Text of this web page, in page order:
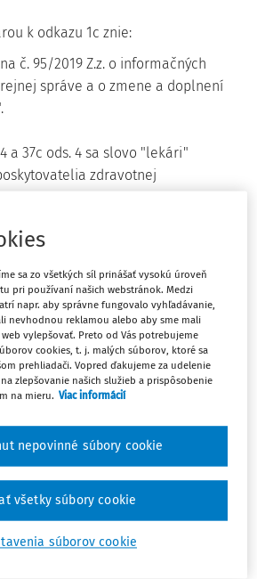
k odkazu 1c znie:
č. 95/2019 Z.z. o informačných
správe a o zmene a doplnení
a 37c ods. 4 sa slovo "lekári"
zdravotnej
pripájajú tieto vety:
výpis z elektronickej matriky a
zapísaných v elektronickej matrike,
kvalifikovaná elektronická pečať
v elektronickej podobe
predpis o elektronickej podobe
verejnej moci. 1g) Úradné
(EÚ) č. 910/2014 v platnom
Z.z. v znení neskorších predpisov.".
sa zo všetkých síl prinášať vysokú úroveň
pri používaní našich webstránok. Medzi
napr. aby správne fungovalo vyhľadávanie,
nevhodnou reklamou alebo aby sme mali
vylepšovať. Preto od Vás potrebujeme
cookies, t. j. malých súborov, ktoré sa
prehliadači. Vopred ďakujeme za udelenie
zlepšovanie našich služieb a prispôsobenie
na mieru. Viac informácií
súborov cookie
nepovinné súbory cookie
všetky súbory cookie